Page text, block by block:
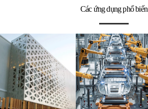
Các ứng dụng phổ biến